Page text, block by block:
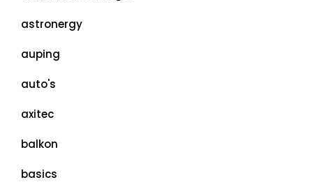
astronergy
auping
auto's
axitec
balkon
basics